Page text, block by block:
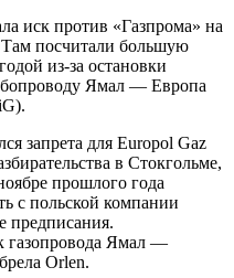
иск против «Газпрома» на
посчитали большую
из-за остановки
Ямал — Европа
запрета для Europol Gaz
в Стокгольме,
прошлого года
с польской компании
предписания.
газопровода Ямал —
Orlen.